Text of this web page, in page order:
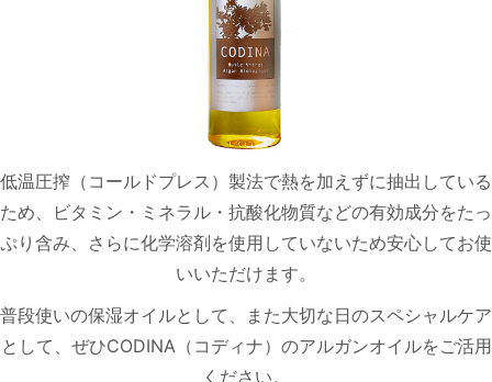
低温圧搾（コールドプレス）製法で熱を加えずに抽出している
ため、ビタミン・ミネラル・抗酸化物質などの有効成分をたっ
ぷり含み、さらに化学溶剤を使用していないため安心してお使
いいただけます。
普段使いの保湿オイルとして、また大切な日のスペシャルケア
として、ぜひCODINA（コディナ）のアルガンオイルをご活用
ください。